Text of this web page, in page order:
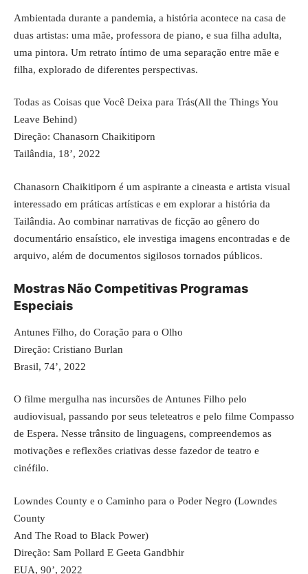
Ambientada durante a pandemia, a história acontece na casa de
duas artistas: uma mãe, professora de piano, e sua filha adulta,
uma pintora. Um retrato íntimo de uma separação entre mãe e
filha, explorado de diferentes perspectivas.
Todas as Coisas que Você Deixa para Trás(All the Things You
Leave Behind)
Direção: Chanasorn Chaikitiporn
Tailândia, 18’, 2022
Chanasorn Chaikitiporn é um aspirante a cineasta e artista visual
interessado em práticas artísticas e em explorar a história da
Tailândia. Ao combinar narrativas de ficção ao gênero do
documentário ensaístico, ele investiga imagens encontradas e de
arquivo, além de documentos sigilosos tornados públicos.
Mostras Não Competitivas Programas
Especiais
Antunes Filho, do Coração para o Olho
Direção: Cristiano Burlan
Brasil, 74’, 2022
O filme mergulha nas incursões de Antunes Filho pelo
audiovisual, passando por seus teleteatros e pelo filme Compasso
de Espera. Nesse trânsito de linguagens, compreendemos as
motivações e reflexões criativas desse fazedor de teatro e
cinéfilo.
Lowndes County e o Caminho para o Poder Negro (Lowndes
County
And The Road to Black Power)
Direção: Sam Pollard E Geeta Gandbhir
EUA, 90’, 2022